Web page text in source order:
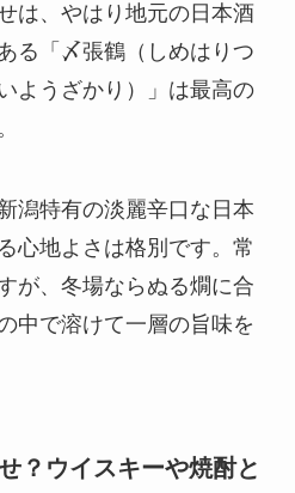
は、やはり地元の日本酒
る「〆張鶴（しめはりつ
ようざかり）」は最高の
潟特有の淡麗辛口な日本
心地よさは格別です。常
が、冬場ならぬる燗に合
中で溶けて一層の旨味を
？ウイスキーや焼酎と